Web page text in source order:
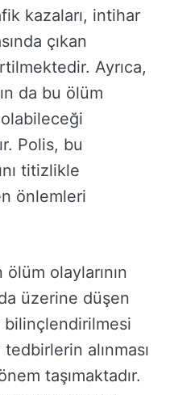
kazaları, intihar
çıkan
Ayrıca,
da bu ölüm
Polis, bu
titizlikle
önlemleri
ölüm olaylarının
üzerine düşen
bilinçlendirilmesi
alınması
taşımaktadır.